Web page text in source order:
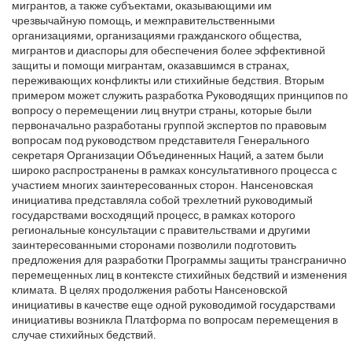
мигрантов, а также субъектами, оказывающими им
чрезвычайную помощь, и межправительственными
организациями, организациями гражданского общества,
мигрантов и диаспоры для обеспечения более эффективной
защиты и помощи мигрантам, оказавшимся в странах,
переживающих конфликты или стихийные бедствия. Вторым
примером может служить разработка Руководящих принципов по
вопросу о перемещении лиц внутри страны, которые были
первоначально разработаны группой экспертов по правовым
вопросам под руководством представителя Генерального
секретаря Организации Объединенных Наций, а затем были
широко распространены в рамках консультативного процесса с
участием многих заинтересованных сторон. Нансеновская
инициатива представляла собой трехлетний руководимый
государствами восходящий процесс, в рамках которого
региональные консультации с правительствами и другими
заинтересованными сторонами позволили подготовить
предложения для разработки Программы защиты трансгранично
перемещенных лиц в контексте стихийных бедствий и изменения
климата. В целях продолжения работы Нансеновской
инициативы в качестве еще одной руководимой государствами
инициативы возникла Платформа по вопросам перемещения в
случае стихийных бедствий.